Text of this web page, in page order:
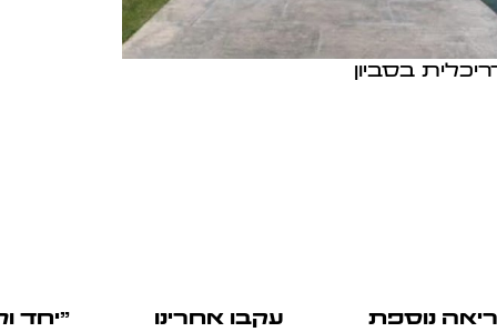
בסביון
נוספת
עקבו אחרינו
"יחד